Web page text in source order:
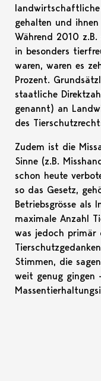
gehalten und
Während 2010
in besonders
waren, waren es
Prozent.
staatliche
genannt) an
des
Zudem ist die
Sinne (z.B.
schon heute
so das Gesetz,
Betriebsgrösse als
maximale Anzahl
was jedoch
Stimmen, die
weit genug gingen